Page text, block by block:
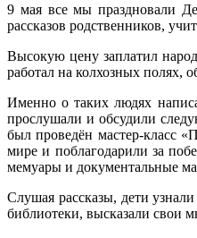
9 мая все мы праздновали
рассказов родственников,
Высокую цену заплатил
работал на колхозных полях,
Именно о таких людях
прослушали и обсудили
был проведён мастер-класс
мире и поблагодарили за
мемуары и документальные
Слушая рассказы, дети
библиотеки, высказали свои